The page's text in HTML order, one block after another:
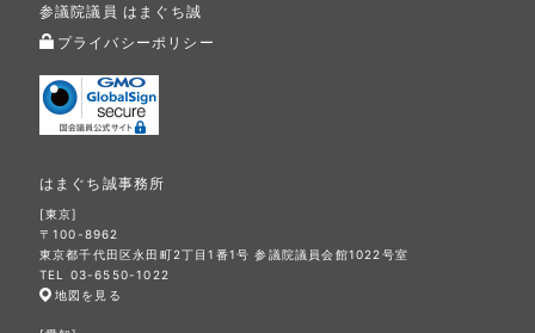
参議院議員 はまぐち誠
プライバシーポリシー
はまぐち誠事務所
[東京]
〒100-8962
東京都千代田区永田町2丁目1番1号 参議院議員会館1022号室
TEL 03-6550-1022
地図を見る